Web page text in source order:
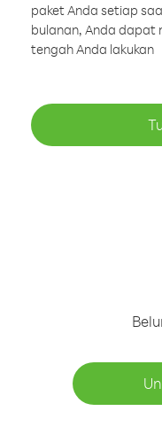
paket Anda setiap
bulanan, Anda dapat
tengah Anda lakukan